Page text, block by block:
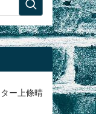
ー上條晴